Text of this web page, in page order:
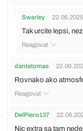
Swarley 22.06.2025
Tak urcite lepsi,
Reagovat
dantetomas
Rovnako ako
Reagovat
DelPiero137
Nic extra sa tam